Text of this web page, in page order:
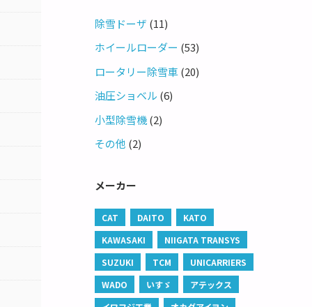
除雪ドーザ (11)
ホイールローダー (53)
ロータリー除雪車 (20)
油圧ショベル (6)
小型除雪機 (2)
その他 (2)
メーカー
CAT DAITO
KATO
KAWASAKI
NIIGATA TRANSYS
SUZUKI
TCM
UNICARRIERS
WADO
いすゞ
アテックス